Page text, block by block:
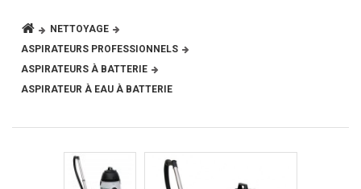
NETTOYAGE
ASPIRATEURS PROFESSIONNELS
ASPIRATEURS À BATTERIE
ASPIRATEUR À EAU À BATTERIE